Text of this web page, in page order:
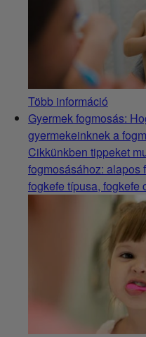
Több információ
Gyermek fogmosás:
gyermekeinknek a
Cikkünkben tippeket
fogmosásához: alapos
fogkefe típusa, fogkefe